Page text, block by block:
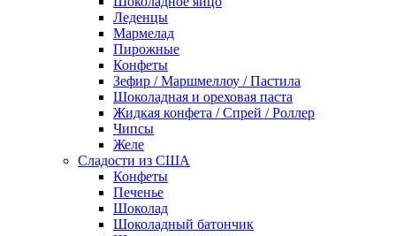
Леденцы
Мармелад
Пирожные
Конфеты
Зефир / Маршмеллоу / Пастила
Шоколадная и ореховая паста
Жидкая конфета / Спрей / Роллер
Чипсы
Желе
Сладости из США
Конфеты
Печенье
Шоколад
Шоколадный батончик